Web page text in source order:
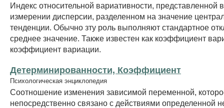
Индекс относительной вариативности, представленной
измерении дисперсии, разделенном на значение
тенденции. Обычно зту роль выполняют стандартное
среднее значение. Также известен как коэффициент
коэффициент вариации.
Детерминированности, Коэффициент
Психологическая энциклопедия
Соотношение изменения зависимой переменной,
непосредственно связано с действиями определенной